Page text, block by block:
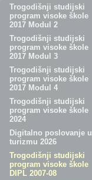
Trogodišnji studijski
program visoke škole
2017 Modul 2
Trogodišnji studijski
program visoke škole
2017 Modul 3
Trogodišnji studijski
program visoke škole
2017 Modul 4
Trogodišnji studijski
program visoke škole
2024
Digitalno poslovanje u
turizmu 2026
Trogodišnji studijski
program visoke škole
DIPL 2007-08